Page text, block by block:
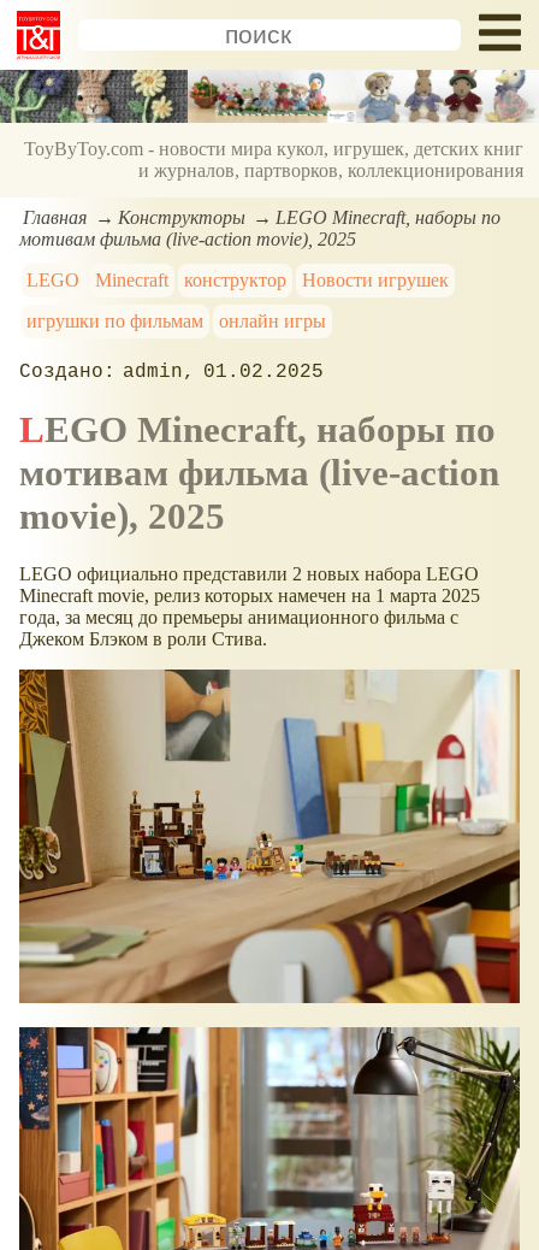
ToyByToy.com - новости мира кукол, игрушек, детских книг
и журналов, партворков, коллекционирования
Главная Конструкторы
LEGO Minecraft, наборы по
мотивам фильма (live-action movie), 2025
LEGO
Minecraft конструктор
Новости игрушек
игрушки по фильмам
онлайн игры
admin 01.02.2025
LEGO Minecraft, наборы по
мотивам фильма (live-action
movie), 2025
LEGO официально представили 2 новых набора LEGO
Minecraft movie, релиз которых намечен на 1 марта 2025
года, за месяц до премьеры анимационного фильма с
Джеком Блэком в роли Стива.